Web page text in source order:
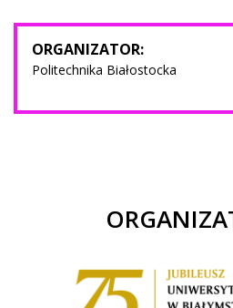
ORGANIZATOR:
Politechnika Białostocka